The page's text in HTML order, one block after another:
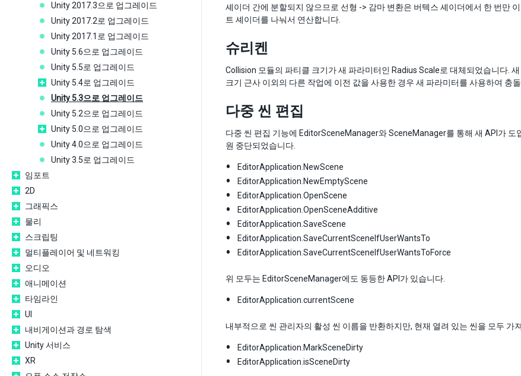
Unity 2017.3으로 업그레이드
Unity 2017.2로 업그레이드
Unity 2017.1로 업그레이드
Unity 5.6으로 업그레이드
Unity 5.5로 업그레이드
Unity 5.4로 업그레이드
Unity 5.3으로 업그레이드
Unity 5.2으로 업그레이드
Unity 5.0으로 업그레이드
Unity 4.0으로 업그레이드
Unity 3.5로 업그레이드
임포트
2D
그래픽스
물리
스크립팅
멀티플레이어 및 네트워킹
오디오
애니메이션
타임라인
UI
내비게이션과 경로 탐색
Unity 서비스
XR
셰이더 간에 분할되지 않으므로 선형 -> 감마 변환은 버텍스 셰이더에서 한 번만
트 셰이더를 나눠서 연산합니다.
슈리켄
Collision 모듈의 파티클 크기가 새 파라미터인 Radius Scale로 대체되었습니다.
크기 근사 이외의 다른 작업에 이전 값을 사용한 경우 새 파라미터를 사용하여 충
다중 씬 편집
다중 씬 편집 기능에 EditorSceneManager와 SceneManager를 통해 새 API가
원 중단되었습니다.
EditorApplication.NewScene
EditorApplication.NewEmptyScene
EditorApplication.OpenScene
EditorApplication.OpenSceneAdditive
EditorApplication.SaveScene
EditorApplication.SaveCurrentSceneIfUserWantsTo
EditorApplication.SaveCurrentSceneIfUserWantsToForce
위 모두는 EditorSceneManager에도 동등한 API가 있습니다.
EditorApplication.currentScene
내부적으로 씬 관리자의 활성 씬 이름을 반환하지만, 현재 열려 있는 씬을 모두
EditorApplication.MarkSceneDirty
EditorApplication.isSceneDirty